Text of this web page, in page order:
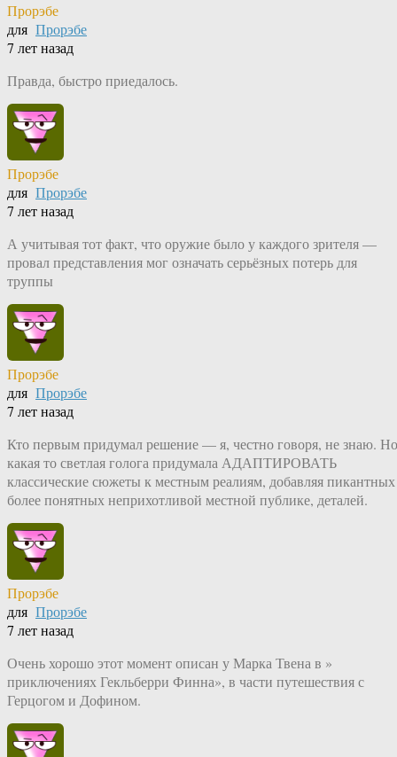
Прорэбе
для Прорэбе
7 лет назад
Правда, быстро приедалось.
Прорэбе
для Прорэбе
7 лет назад
А учитывая тот факт, что оружие было у каждого зрителя —
провал представления мог означать серьёзных потерь для
труппы
Прорэбе
для Прорэбе
7 лет назад
Кто первым придумал решение — я, честно говоря, не знаю. Но
какая то светлая голога придумала АДАПТИРОВАТЬ
классические сюжеты к местным реалиям, добавляя
более понятных неприхотливой местной публике, деталей.
Прорэбе
для Прорэбе
7 лет назад
Очень хорошо этот момент описан у Марка Твена в »
приключениях Гекльберри Финна», в части путешествия с
Герцогом и Дофином.